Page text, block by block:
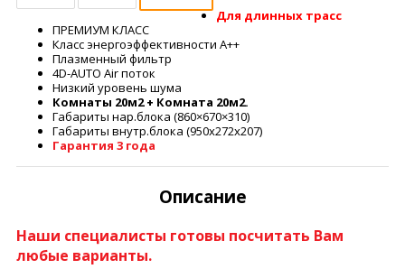
Для длинных трасс
ПРЕМИУМ КЛАСС
Класс энергоэффективности А++
Плазменный фильтр
4D-AUTO Air поток
Низкий уровень шума
Комнаты 20м2 + Комната 20м2.
Габариты нар.блока (860×670×310)
Габариты внутр.блока (950x272x207)
Гарантия 3 года
Описание
Наши специалисты готовы посчитать Вам
любые варианты.